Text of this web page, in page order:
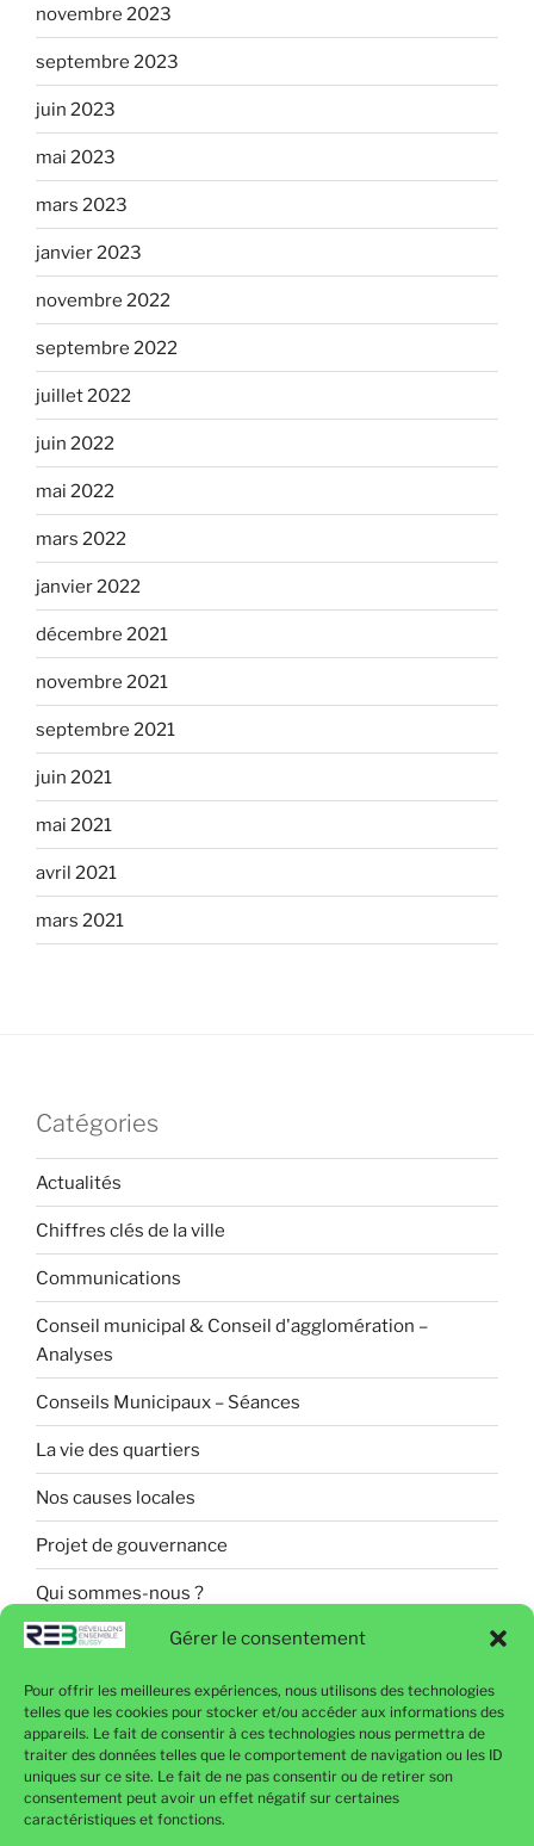
Gérer le consentement
Pour offrir les meilleures expériences, nous utilisons des technologies
telles que les cookies pour stocker et/ou accéder aux informations des
appareils. Le fait de consentir à ces technologies nous permettra de
traiter des données telles que le comportement de navigation ou les ID
uniques sur ce site. Le fait de ne pas consentir ou de retirer son
consentement peut avoir un effet négatif sur certaines
caractéristiques et fonctions.
novembre 2023
septembre 2023
juin 2023
mai 2023
mars 2023
janvier 2023
novembre 2022
septembre 2022
juillet 2022
juin 2022
mai 2022
mars 2022
janvier 2022
décembre 2021
novembre 2021
septembre 2021
juin 2021
mai 2021
avril 2021
mars 2021
Catégories
Actualités
Chiffres clés de la ville
Communications
Conseil municipal & Conseil d'agglomération –
Analyses
Conseils Municipaux – Séances
La vie des quartiers
Nos causes locales
Projet de gouvernance
Qui sommes-nous ?
Politique de confidentialité
Mentions légales
Politique de cookies (UE)